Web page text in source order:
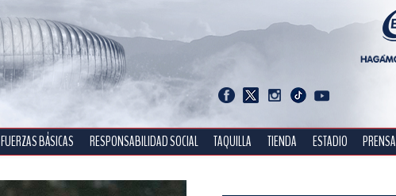
FUERZAS BÁSICAS RESPONSABILIDAD SOCIAL TAQUILLA TIENDA ESTADIO PRENSA